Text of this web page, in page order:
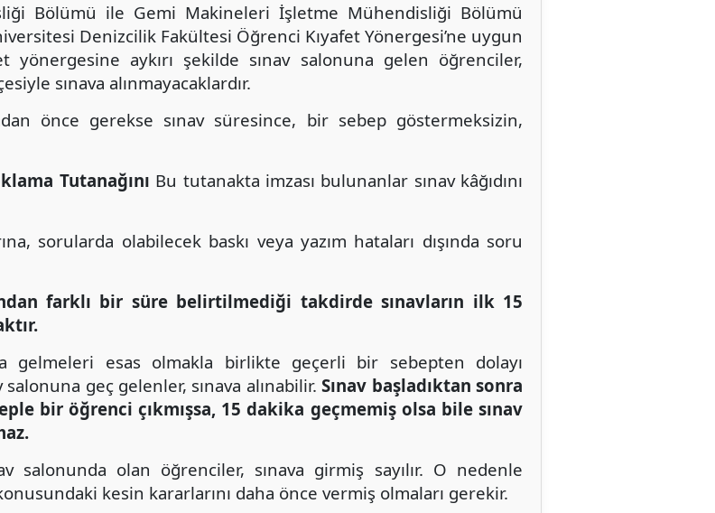
Bölümü ile Gemi Makineleri İşletme Mühendisliği Bölümü
Denizcilik Fakültesi Öğrenci Kıyafet Yönergesi’ne uygun
yönergesine aykırı şekilde sınav salonuna gelen öğrenciler,
sınava alınmayacaklardır.
önce gerekse sınav süresince, bir sebep göstermeksizin,
Tutanağını Bu tutanakta imzası bulunanlar sınav kâğıdını
sorularda olabilecek baskı veya yazım hataları dışında soru
farklı bir süre belirtilmediği takdirde sınavların ilk 15
gelmeleri esas olmakla birlikte geçerli bir sebepten dolayı
salonuna geç gelenler, sınava alınabilir.Sınav başladıktan sonra
bir öğrenci çıkmışsa, 15 dakika geçmemiş olsa bile sınav
salonunda olan öğrenciler, sınava girmiş sayılır. O nedenle
kesin kararlarını daha önce vermiş olmaları gerekir.